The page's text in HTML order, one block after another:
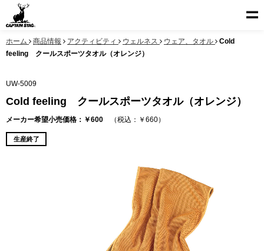
ホーム 商品情報 アクティビティ ウェルネス ウェア、タオル
Cold
feeling クールスポーツタオル（オレンジ）
UW-5009
Cold feeling クールスポーツタオル（オレンジ）
メーカー希望小売価格：￥600 （税込：￥660）
生産終了